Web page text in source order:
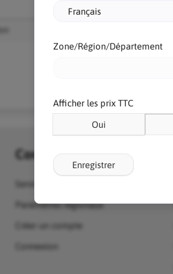
Compte
Service client
Paramètres régionaux
Créer un compte
Connexion
Zone/Région/Département
Afficher les prix TTC
Oui
Enregistrer